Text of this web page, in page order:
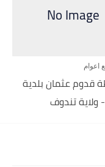
اعوام
قدوم عثمان بلدية
تندوف